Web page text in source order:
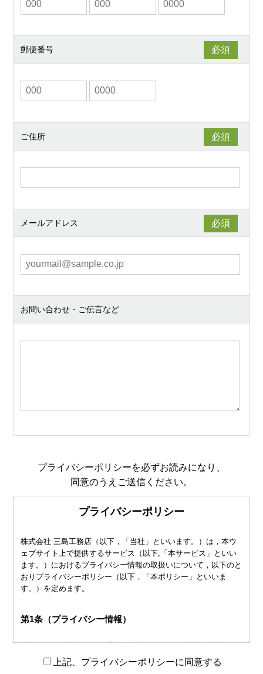
郵便番号
ご住所
メールアドレス
お問い合わせ・ご伝言など
プライバシーポリシーを必ずお読みになり、
同意のうえご送信ください。
プライバシーポリシー
株式会社 三島工務店（以下，「当社」といいます。）は，本ウ
ェブサイト上で提供するサービス（以下,「本サービス」といい
ます。）におけるプライバシー情報の取扱いについて，以下のと
おりプライバシーポリシー（以下，「本ポリシー」といいま
す。）を定めます。
第1条（プライバシー情報）
プライバシー情報のうち「個人情報」とは，個人情報保護法にい
う「個人情報」を指すものとし，生存する個人に関する情報であ
って，当該情報に含まれる氏名，生年月日，住所，電話番号，連
上記、プライバシーポリシーに同意する